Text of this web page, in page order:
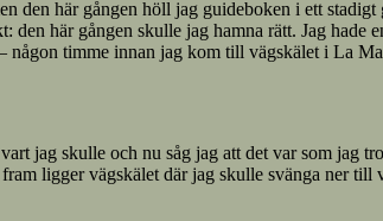
här gången höll jag guideboken i ett stadigt
här gången skulle jag hamna rätt. Jag hade
någon timme innan jag kom till vägskälet i La
jag skulle och nu såg jag att det var som jag
ligger vägskälet där jag skulle svänga ner